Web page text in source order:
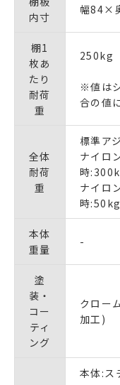
内寸
幅84×
棚1
枚あ
たり
耐荷
重
250kg
※値は
合の値
全体
耐荷
重
標準ア
ナイロ
時
ナイロ
時:50kg
本体
重量
-
塗
装・
コー
ティ
ング
クロー
加工)
本体:ス